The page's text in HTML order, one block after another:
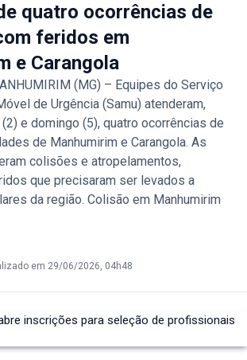
quatro ocorrências de
feridos em
e Carangola
(MG) – Equipes do Serviço
de Urgência (Samu) atenderam,
e domingo (5), quatro ocorrências de
de Manhumirim e Carangola. As
colisões e atropelamentos,
que precisaram ser levados a
da região. Colisão em Manhumirim
em 29/06/2026, 04h48